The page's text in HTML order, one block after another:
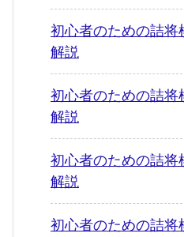
初心者のための詰
解説
初心者のための詰
解説
初心者のための詰
解説
初心者のための詰